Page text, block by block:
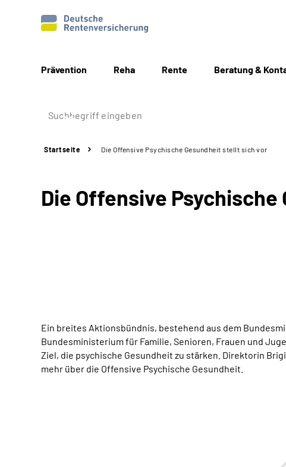
Prävention Reha Rente Beratung &
Startseite Die Offensive Psychische Gesundheit stellt sich vor
Die Offensive
Ein breites Aktionsbündnis, bestehend aus dem
Bundesministerium für Familie, Senioren, Frauen und
Ziel, die psychische Gesundheit zu stärken. Direktorin
mehr über die Offensive Psychische Gesundheit.